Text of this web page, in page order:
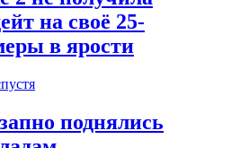
на своё 25-
в ярости
поднялись